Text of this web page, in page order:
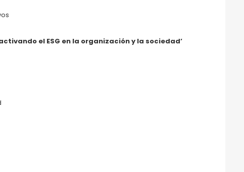
el ESG en la organización y la sociedad’